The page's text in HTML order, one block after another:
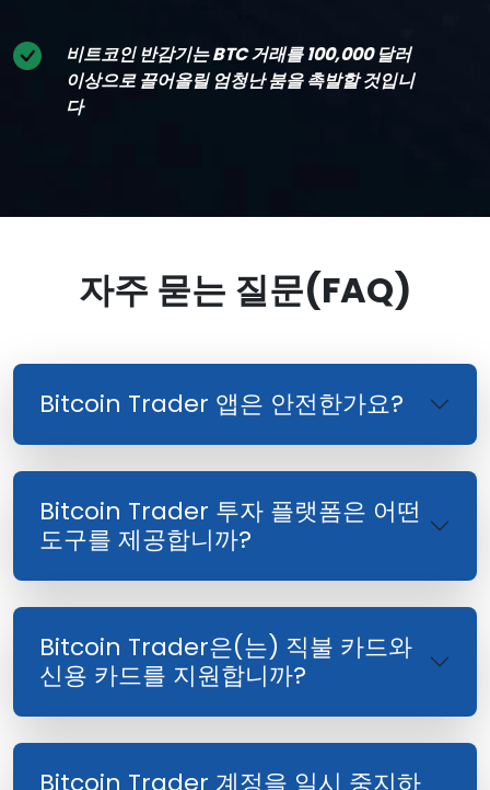
비트코인 반감기는 BTC 거래를 100,000 달러
이상으로 끌어올릴 엄청난 붐을 촉발할 것입니
다
자주 묻는 질문(FAQ)
Bitcoin Trader 앱은 안전한가요?
Bitcoin Trader 투자 플랫폼은 어떤
도구를 제공합니까?
Bitcoin Trader은(는) 직불 카드와
신용 카드를 지원합니까?